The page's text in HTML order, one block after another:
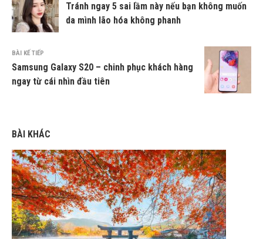
Tránh ngay 5 sai lầm này nếu bạn không muốn
da mình lão hóa không phanh
BÀI KẾ TIẾP
Samsung Galaxy S20 – chinh phục khách hàng
ngay từ cái nhìn đầu tiên
BÀI KHÁC